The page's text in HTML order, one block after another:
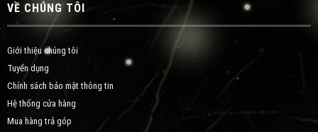
VỀ CHÚNG TÔI
Giới thiệu chúng tôi
Tuyển dụng
Chính sách bảo mật thông tin
Hệ thống cửa hàng
Mua hàng trả góp